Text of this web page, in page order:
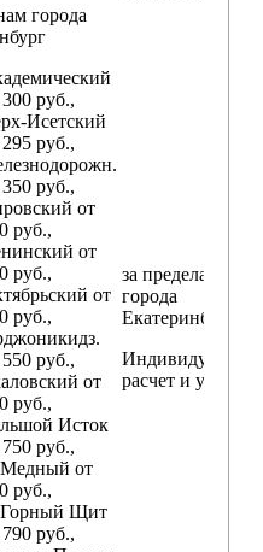
города
руб.,
Исетский
руб.,
руб.,
от
руб.,
от
руб.,
от
руб.,
руб.,
от
руб.,
Исток
руб.,
от
руб.,
Щит
руб.,
за пределами
города
Екатеринбург
расчет и условия